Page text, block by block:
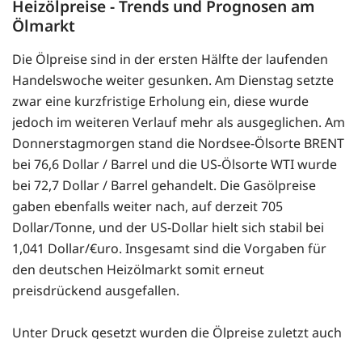
Heizölpreise - Trends und Prognosen am
Ölmarkt
Die Ölpreise sind in der ersten Hälfte der laufenden
Handelswoche weiter gesunken. Am Dienstag setzte
zwar eine kurzfristige Erholung ein, diese wurde
jedoch im weiteren Verlauf mehr als ausgeglichen. Am
Donnerstagmorgen stand die Nordsee-Ölsorte BRENT
bei 76,6 Dollar / Barrel und die US-Ölsorte WTI wurde
bei 72,7 Dollar / Barrel gehandelt. Die Gasölpreise
gaben ebenfalls weiter nach, auf derzeit 705
Dollar/Tonne, und der US-Dollar hielt sich stabil bei
1,041 Dollar/€uro. Insgesamt sind die Vorgaben für
den deutschen Heizölmarkt somit erneut
preisdrückend ausgefallen.
Unter Druck gesetzt wurden die Ölpreise zuletzt auch